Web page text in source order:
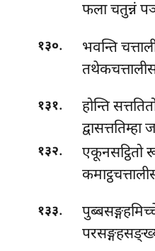
फला चतुन्नं
१३०.
भवन्ति
१३१. होन्ति
१३२.
एकूनसट्ठितो
१३३.